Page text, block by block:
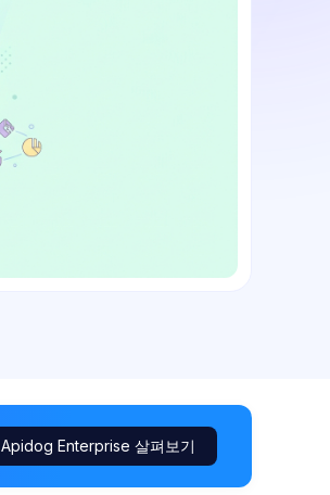
Apidog Enterprise 살펴보기